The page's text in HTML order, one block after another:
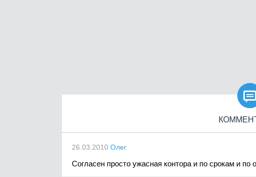
26.03.2010 Олег
Согласен просто ужасная контора и по срокам и по